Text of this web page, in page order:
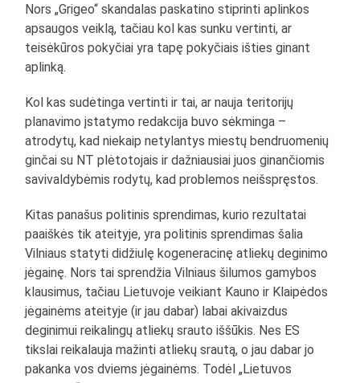
Nors „Grigeo“ skandalas paskatino stiprinti aplinkos
apsaugos veiklą, tačiau kol kas sunku vertinti, ar
teisėkūros pokyčiai yra tapę pokyčiais išties ginant
aplinką.
Kol kas sudėtinga vertinti ir tai, ar nauja teritorijų
planavimo įstatymo redakcija buvo sėkminga –
atrodytų, kad niekaip netylantys miestų bendruomenių
ginčai su NT plėtotojais ir dažniausiai juos ginančiomis
savivaldybėmis rodytų, kad problemos neišspręstos.
Kitas panašus politinis sprendimas, kurio rezultatai
paaiškės tik ateityje, yra politinis sprendimas šalia
Vilniaus statyti didžiulę kogeneracinę atliekų deginimo
jėgainę. Nors tai sprendžia Vilniaus šilumos gamybos
klausimus, tačiau Lietuvoje veikiant Kauno ir Klaipėdos
jėgainėms ateityje (ir jau dabar) labai akivaizdus
deginimui reikalingų atliekų srauto iššūkis. Nes ES
tikslai reikalauja mažinti atliekų srautą, o jau dabar jo
pakanka vos dviems jėgainėms. Todėl „Lietuvos